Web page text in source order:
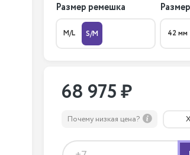
Размер ремешка
M/L S/M 42 мм
68 975 ₽
Почему низкая цена?